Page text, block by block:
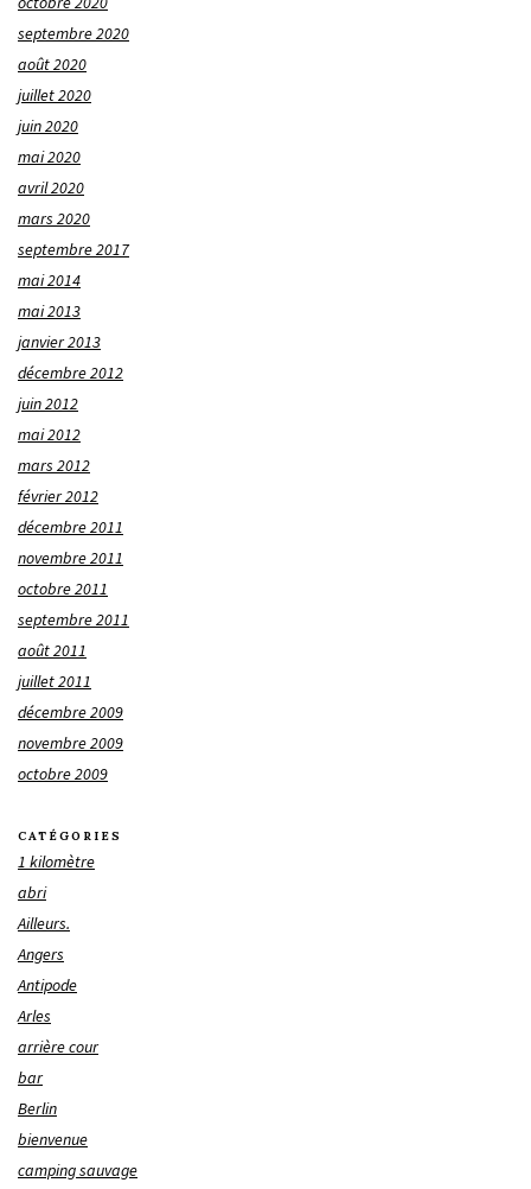
septembre 2020
août 2020
juillet 2020
juin 2020
mai 2020
avril 2020
mars 2020
septembre 2017
mai 2014
mai 2013
janvier 2013
décembre 2012
juin 2012
mai 2012
mars 2012
février 2012
décembre 2011
novembre 2011
octobre 2011
septembre 2011
août 2011
juillet 2011
décembre 2009
novembre 2009
octobre 2009
CATÉGORIES
1 kilomètre
abri
Ailleurs.
Angers
Antipode
Arles
arrière cour
bar
Berlin
bienvenue
camping sauvage